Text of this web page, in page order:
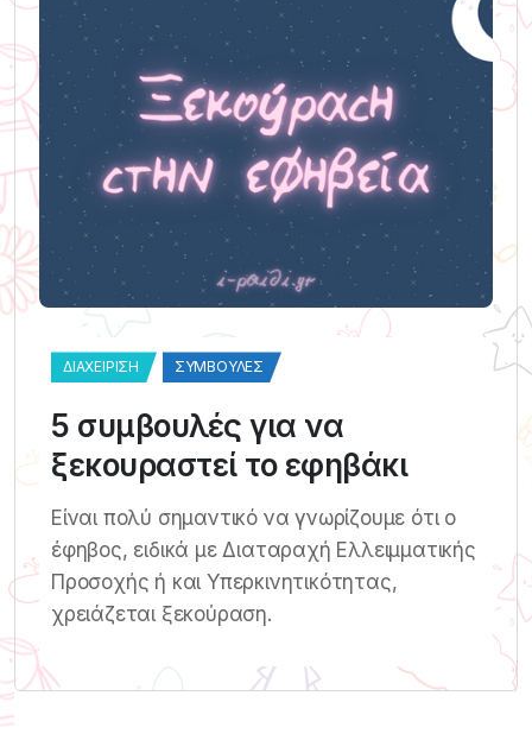
ΔΙΑΧΕΊΡΙΣΗ ΣΥΜΒΟΥΛΈΣ
5 συμβουλές για να
ξεκουραστεί το εφηβάκι
Είναι πολύ σημαντικό να γνωρίζουμε ότι ο
έφηβος, ειδικά με Διαταραχή Ελλειμματικής
Προσοχής ή και Υπερκινητικότητας,
χρειάζεται ξεκούραση.